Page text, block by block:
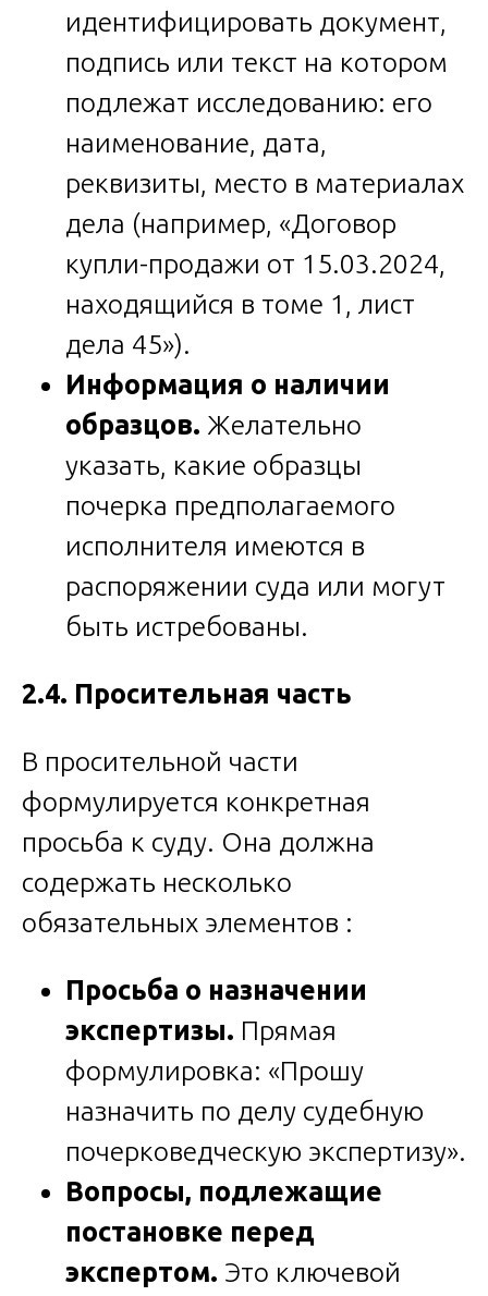
идентифицировать документ,
подпись или текст на котором
подлежат исследованию: его
наименование, дата,
реквизиты, место в материалах
дела (например, «Договор
купли-продажи от 15.03.2024,
находящийся в томе 1, лист
дела 45»).
Информация о наличии
образцов. Желательно
указать, какие образцы
почерка предполагаемого
исполнителя имеются в
распоряжении суда или могут
быть истребованы.
2.4. Просительная часть
В просительной части
формулируется конкретная
просьба к суду. Она должна
содержать несколько
обязательных элементов :
Просьба о назначении
экспертизы. Прямая
формулировка: «Прошу
назначить по делу судебную
почерковедческую экспертизу».
Вопросы, подлежащие
постановке перед
экспертом. Это ключевой